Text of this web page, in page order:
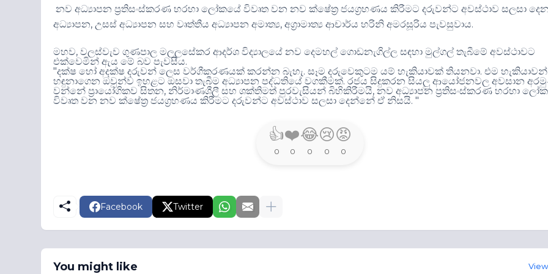
නව අධ්‍යාපන ප්‍රතිසංස්කරණ හරහා ලෝකයේ විවෘත වන නව ක්ෂේත්‍ර ජයග්‍රහණය කිරීමට දරුවන්ට අවස්ථාව සලසා
අධ්‍යාපන,උසස් අධ්‍යාපන සහ වෘත්තීය අධ්‍යාපන අමාත්‍ය,අග්‍රාමාත්‍ය ආචාර්ය හරිනි අමරසූරිය පැවසුවාය.
මහව,වලස්වැව ගුණපාල මලලසේකර ආදර්ශ විද්‍යාලයේ නව දෙමහල් ගොඩනැගිල්ල සඳහා මුල්ගල් තැබීමේ අවස්ථාවට
එක්වෙමින් ඇය මේ බව පැවසීය.
"දක්ෂ හෝ අදක්ෂ දරුවන් ලෙස වර්ගීකරණයක් කරන්න බැහැ.සෑම දරුවෙකුටම යම් හැකියාවක් තියනවා.එම හැකියාවන්
හඳුනාගෙන ඔවුන්ව ඉහළට ඔසවා තැබීම අධ්‍යාපන පද්ධතියේ වගකීමක්.රජය සිදුකරන සියලු ආයෝජනවල අවසාන
වන්නේ ප්‍රායෝගිකව සිතන, නිර්මාණශීලී සහ ශක්තිමත් පුරවැසියන් බිහිකිරීමයි,නව අධ්‍යාපන ප්‍රතිසංස්කරණ හරහා
විවෘත වන නව ක්ෂේත්‍ර ජයග්‍රහණය කිරීමට දරුවන්ට අවස්ථාව සලසා දෙන්නේ ඒ නිසයි. "
👍
0
❤️
0
😂
0
😢
0
😡
0
Facebook Twitter
You might like